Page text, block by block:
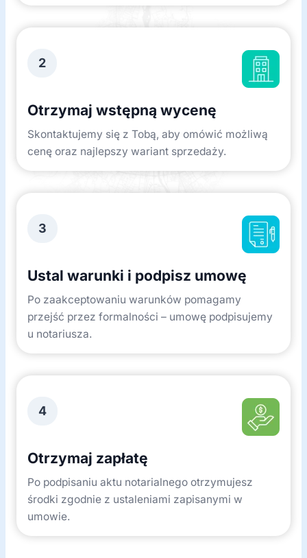
2
Otrzymaj wstępną wycenę
Skontaktujemy się z Tobą, aby omówić możliwą
cenę oraz najlepszy wariant sprzedaży.
3
Ustal warunki i podpisz umowę
Po zaakceptowaniu warunków pomagamy
przejść przez formalności – umowę podpisujemy
u notariusza.
4
Otrzymaj zapłatę
Po podpisaniu aktu notarialnego otrzymujesz
środki zgodnie z ustaleniami zapisanymi w
umowie.